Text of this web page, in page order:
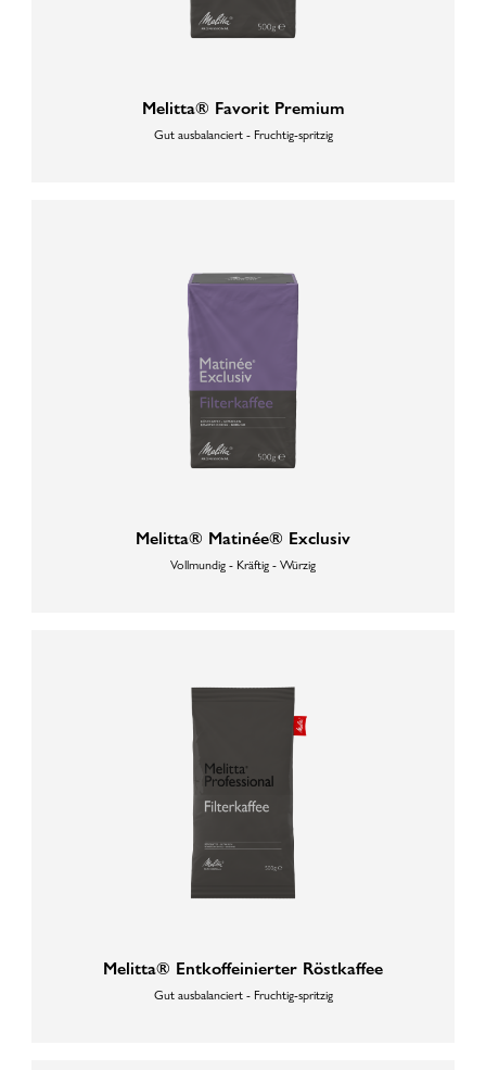
Melitta® Favorit Premium
Gut ausbalanciert - Fruchtig-spritzig
Melitta® Matinée® Exclusiv
Vollmundig - Kräftig - Würzig
Melitta® Entkoffeinierter Röstkaffee
Gut ausbalanciert - Fruchtig-spritzig